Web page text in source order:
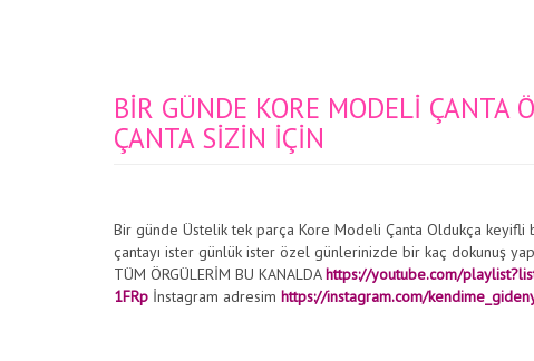
BİR GÜNDE KORE MODELİ ÇANTA
ÇANTA SİZİN İÇİN
Bir günde Üstelik tek parça Kore Modeli Çanta Oldukça
çantayı ister günlük ister özel günlerinizde bir kaç dokunuş
TÜM ÖRGÜLERİM BU KANALDAhttps://youtube.com/
1FRp İnstagram adresim https://instagram.com/